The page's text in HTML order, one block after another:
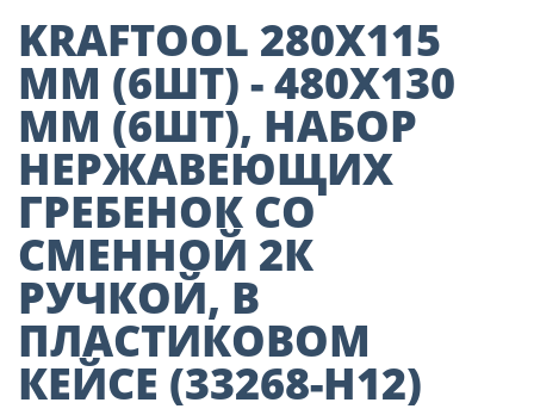
Декор
Изоляция
Инструменты
Продукция из
дерева
KRAFTOOL 280Х115
ММ (6ШТ) - 480Х130
ММ (6ШТ), НАБОР
НЕРЖАВЕЮЩИХ
ГРЕБЕНОК СО
СМЕННОЙ 2К
РУЧКОЙ, В
ПЛАСТИКОВОМ
КЕЙСЕ (33268-H12)